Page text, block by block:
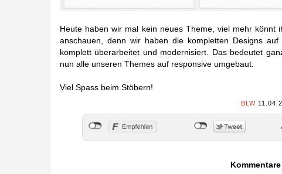
Heute haben wir mal kein neues Theme, viel mehr
anschauen, denn wir haben die kompletten Designs
komplett überarbeitet und modernisiert. Das bedeutet
nun alle unseren Themes auf responsive umgebaut.
Viel Spass beim Stöbern!
BLW